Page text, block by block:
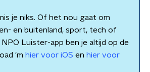
je niks. Of het nou gaat om
en buitenland, sport, tech of
Luister-app ben je altijd op de
'm hier voor iOS en hier voor